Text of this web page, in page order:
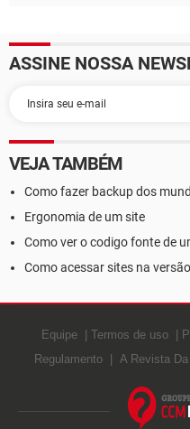
ASSINE NOSSA
VEJA TAMBÉM
Como fazer backup dos
Ergonomia de um site
Como ver o codigo fonte de
Como acessar sites na
Equipe Termos de uso
Regulamento
A Revista